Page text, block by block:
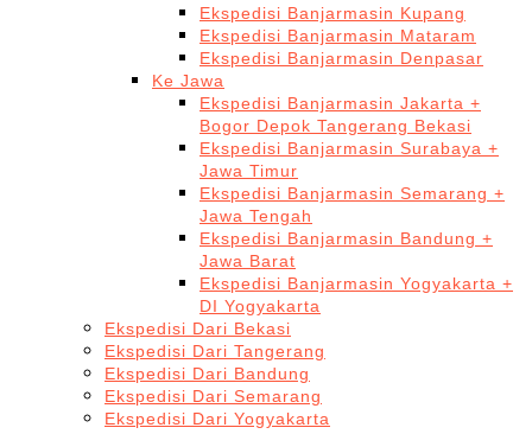
Ekspedisi Banjarmasin Kupang
Ekspedisi Banjarmasin Mataram
Ekspedisi Banjarmasin Denpasar
Ke Jawa
Ekspedisi Banjarmasin Jakarta +
Bogor Depok Tangerang Bekasi
Ekspedisi Banjarmasin Surabaya +
Jawa Timur
Ekspedisi Banjarmasin Semarang +
Jawa Tengah
Ekspedisi Banjarmasin Bandung +
Jawa Barat
Ekspedisi Banjarmasin Yogyakarta +
DI Yogyakarta
Ekspedisi Dari Bekasi
Ekspedisi Dari Tangerang
Ekspedisi Dari Bandung
Ekspedisi Dari Semarang
Ekspedisi Dari Yogyakarta